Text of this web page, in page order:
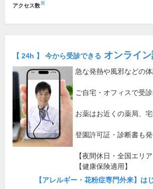
アクセス数※
【 24h 】 今から受診できる オンライ
急な発熱や風邪などの
ご自宅・オフィスで受
お薬はお近くの薬局、
登園許可証・診断書も
【夜間休日・全国エリア
【健康保険適用】
【アレルギー・花粉症専門外来】は